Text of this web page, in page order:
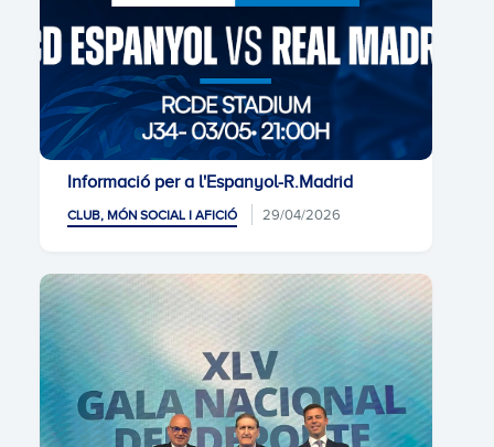
Informació per a l'Espanyol-R.Madrid
CLUB, MÓN SOCIAL I AFICIÓ 29/04/2026